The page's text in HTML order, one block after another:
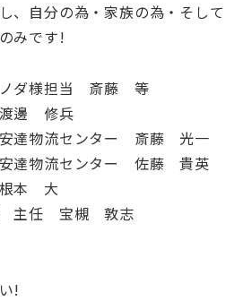
、自分の為・家族の為・そして
みです!
ダ様担当 斎藤 等
邊 修兵
達物流センター 斎藤 光一
達物流センター 佐藤 貴英
本 大
主任 宝槻 敦志
!